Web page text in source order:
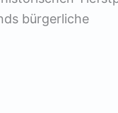
bürgerliche